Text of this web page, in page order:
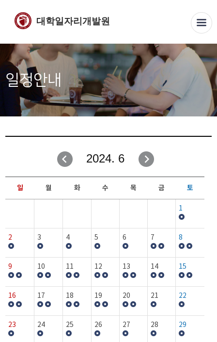
대학일자리개발원
일정안내
2024. 6
일 월 화 수 목 금 토
1
2 3 4 5 6 7 8
9 10 11 12 13 14 15
16 17 18 19 20 21 22
23 24 25 26 27 28 29